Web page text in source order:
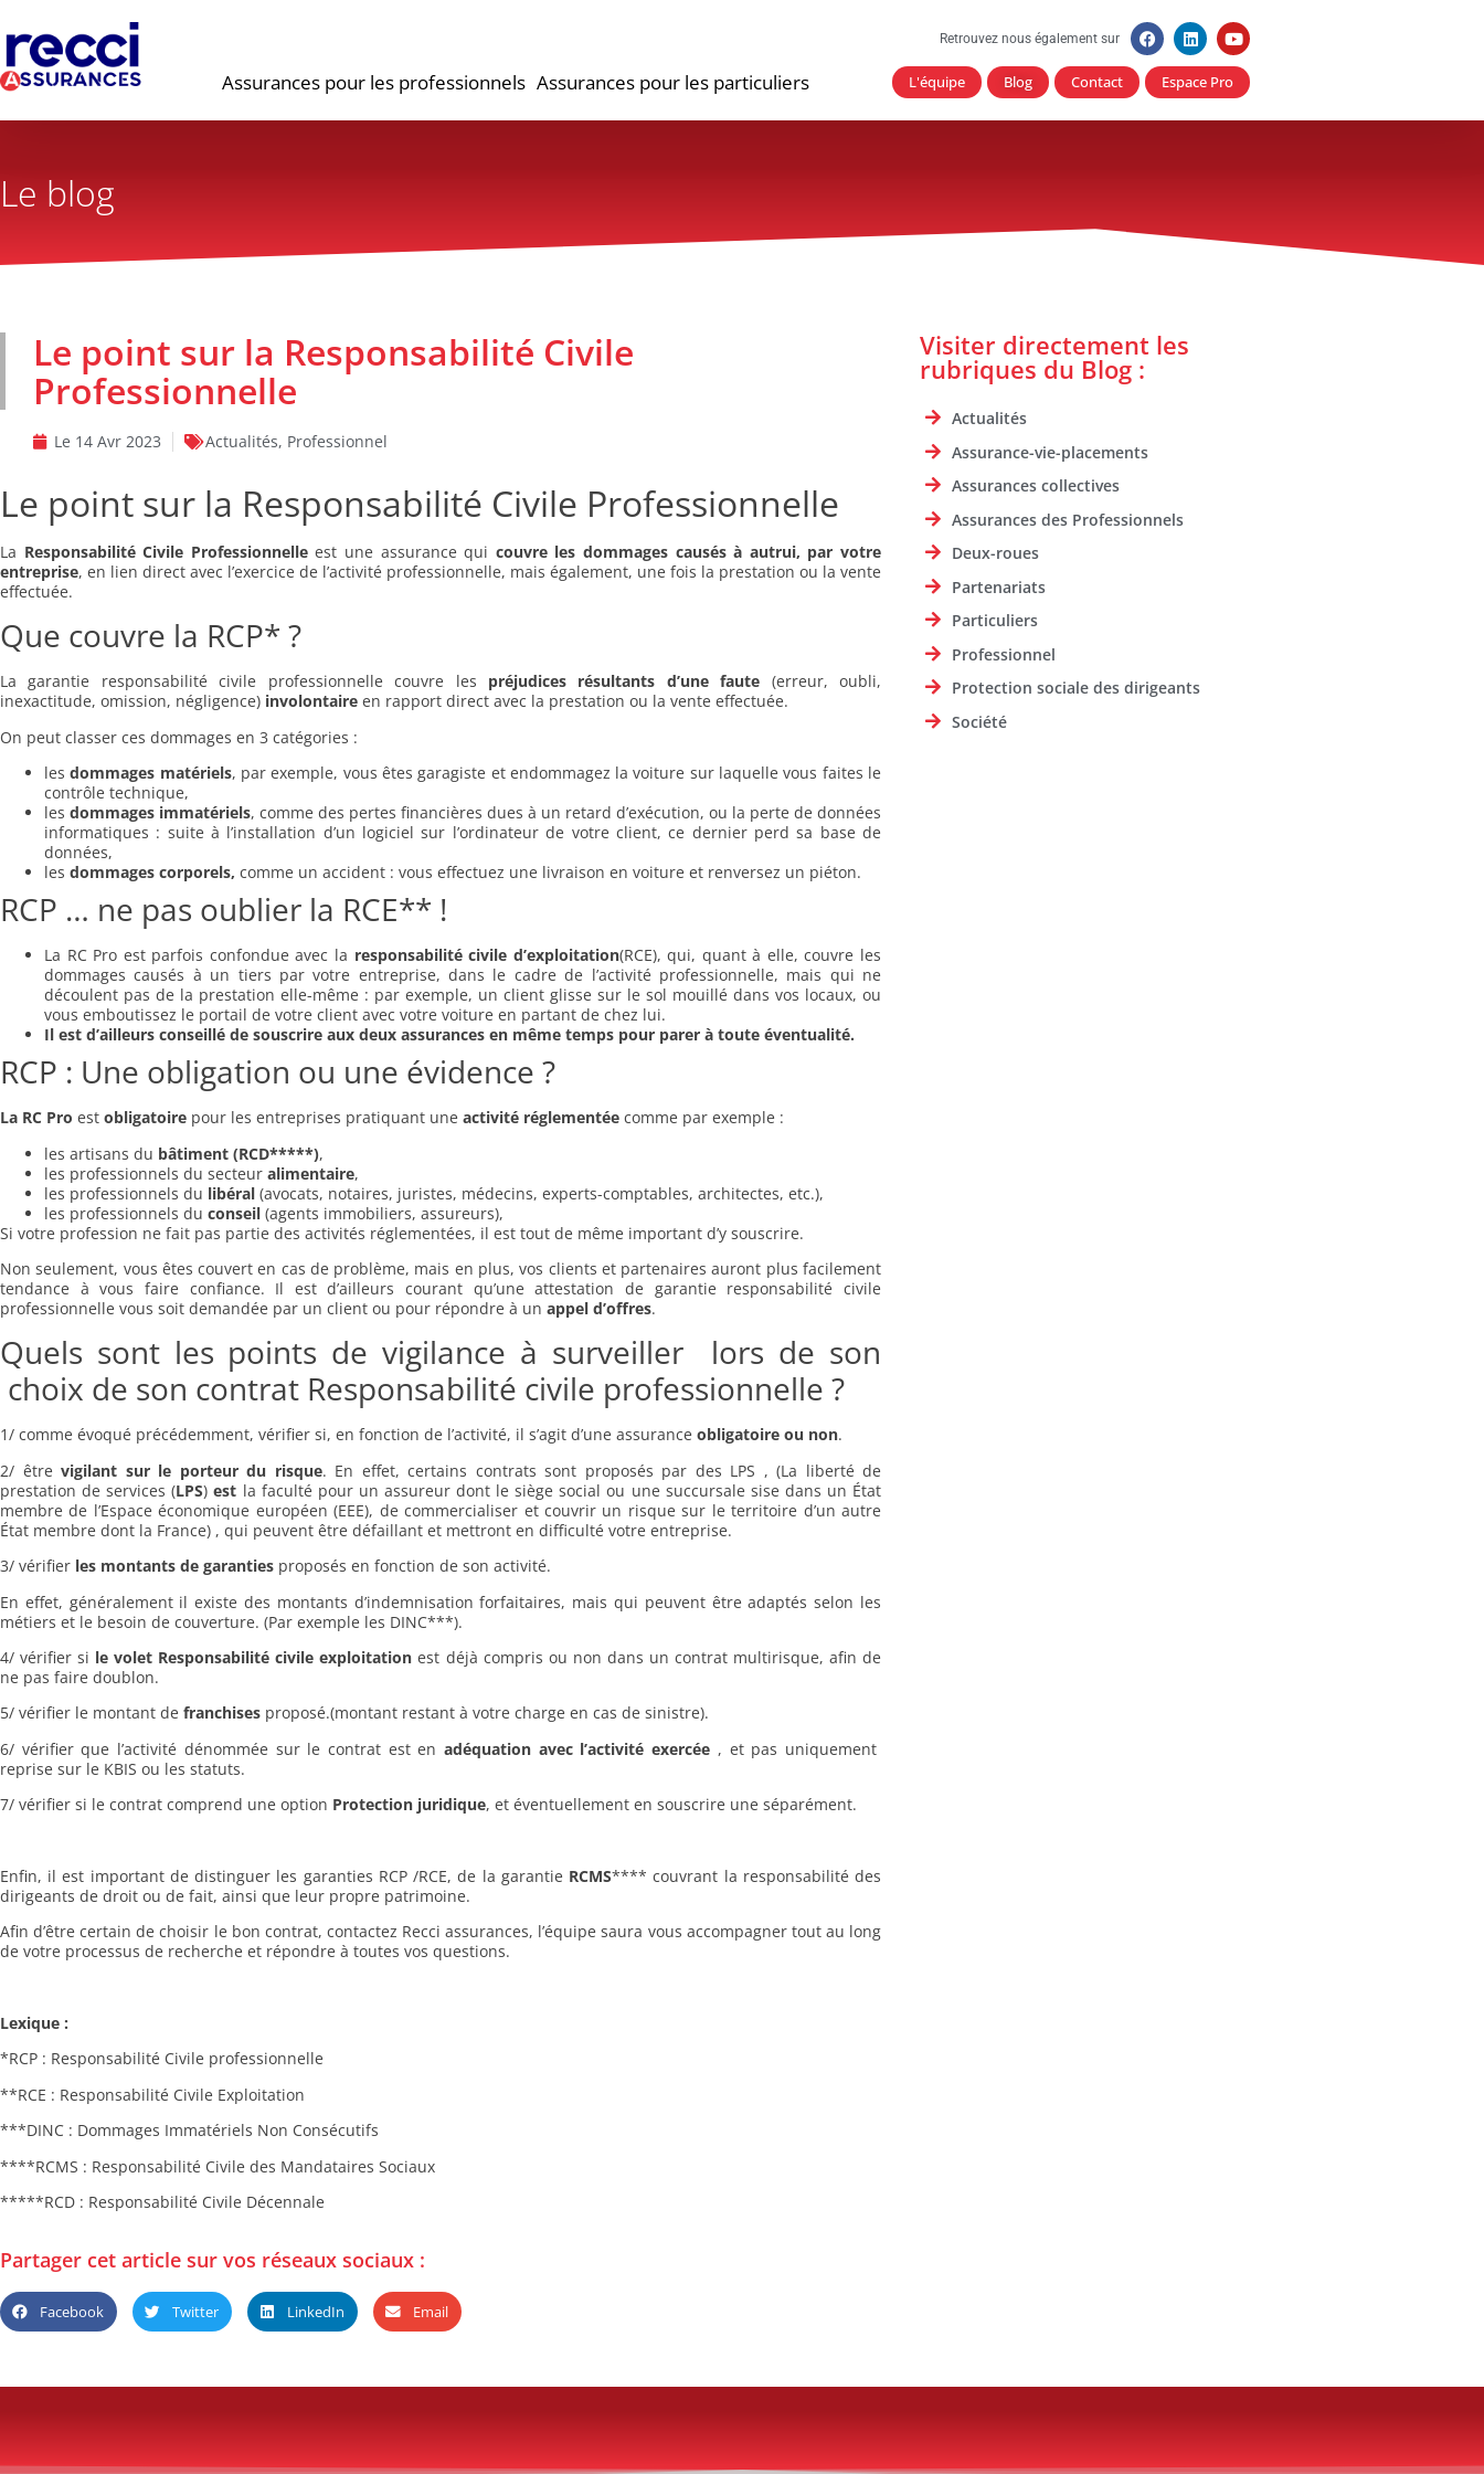
Assurances pour les professionnels Assurances pour les particuliers
Retrouvez nous également sur
L'équipe Blog Contact Espace Pro
Le blog
Le point sur la Responsabilité Civile
Professionnelle
Le 14 Avr 2023 Actualités, Professionnel
Le point sur la Responsabilité Civile Professionnelle
La Responsabilité Civile Professionnelleest une assurance qui couvre les dommages causés à autrui, par votre
entreprise, en lien direct avec l’exercice de l’activité professionnelle, mais également, une fois la prestation ou la vente
effectuée.
Que couvre la RCP* ?
La garantie responsabilité civile professionnelle couvre les préjudices résultants d’une faute (erreur, oubli,
inexactitude, omission, négligence) involontaire en rapport direct avec la prestation ou la vente effectuée.
On peut classer ces dommages en 3 catégories :
lesdommages matériels, par exemple, vous êtes garagiste et endommagez la voiture sur laquelle vous faites le
contrôle technique,
les dommages immatériels, comme des pertes financières dues à un retard d’exécution, ou la perte de données
informatiques : suite à l’installation d’un logiciel sur l’ordinateur de votre client, ce dernier perd sa base de
données,
les dommages corporels, comme un accident : vous effectuez une livraison en voiture et renversez un piéton.
RCP … ne pas oublier la RCE** !
La RC Pro est parfois confondue avec la responsabilité civile d’exploitation(RCE), qui, quant à elle, couvre les
dommages causés à un tiers par votre entreprise, dans le cadre de l’activité professionnelle, mais qui ne
découlent pas de la prestation elle-même : par exemple, un client glisse sur le sol mouillé dans vos locaux, ou
vous emboutissez le portail de votre client avec votre voiture en partant de chez lui.
Il est d’ailleurs conseillé de souscrire aux deux assurances en même temps pour parer à toute éventualité.
RCP : Une obligation ou une évidence ?
La RC Pro est obligatoire pour les entreprises pratiquant une activité réglementée comme par exemple :
les artisans du bâtiment (RCD*****),
les professionnels du secteur alimentaire,
les professionnels du libéral (avocats, notaires, juristes, médecins, experts-comptables, architectes, etc.),
les professionnels du conseil (agents immobiliers, assureurs),
Si votre profession ne fait pas partie des activités réglementées, il est tout de même important d’y souscrire.
Non seulement, vous êtes couvert en cas de problème, mais en plus, vos clients et partenaires auront plus facilement
tendance à vous faire confiance. Il est d’ailleurs courant qu’une attestation de garantie responsabilité civile
professionnelle vous soit demandée par un client ou pour répondre à un appel d’offres.
Quels sont les points de vigilance à surveiller lors de son
choix de son contrat Responsabilité civile professionnelle ?
1/ comme évoqué précédemment, vérifier si, en fonction de l’activité, il s’agit d’une assurance obligatoire ou non.
2/ être vigilant sur le porteur du risque. En effet, certains contrats sont proposés par des LPS , (La liberté de
prestation de services (LPS)est la faculté pour un assureur dont le siège social ou une succursale sise dans un État
membre de l’Espace économique européen (EEE), de commercialiser et couvrir un risque sur le territoire d’un autre
État membre dont la France) , qui peuvent être défaillant et mettront en difficulté votre entreprise.
3/ vérifier les montants de garanties proposés en fonction de son activité.
En effet, généralement il existe des montants d’indemnisation forfaitaires, mais qui peuvent être adaptés selon les
métiers et le besoin de couverture. (Par exemple les DINC***).
4/ vérifier si le volet Responsabilité civile exploitation est déjà compris ou non dans un contrat multirisque, afin de
ne pas faire doublon.
5/ vérifier le montant de franchises proposé.(montant restant à votre charge en cas de sinistre).
6/ vérifier que l’activité dénommée sur le contrat est enadéquation avec l’activité exercée , et pas uniquement
reprise sur le KBIS ou les statuts.
7/ vérifier si le contrat comprend une option Protection juridique, et éventuellement en souscrire une séparément.
Enfin, il est important de distinguer les garanties RCP /RCE, de la garantie RCMS**** couvrant la responsabilité des
dirigeants de droit ou de fait, ainsi que leur propre patrimoine.
Afin d’être certain de choisir le bon contrat, contactez Recci assurances, l’équipe saura vous accompagner tout au long
de votre processus de recherche et répondre à toutes vos questions.
Lexique :
*RCP : Responsabilité Civile professionnelle
**RCE : Responsabilité Civile Exploitation
***DINC : Dommages Immatériels Non Consécutifs
****RCMS : Responsabilité Civile des Mandataires Sociaux
*****RCD : Responsabilité Civile Décennale
Partager cet article sur vos réseaux sociaux :
Facebook Twitter LinkedIn Email
Visiter directement les
rubriques du Blog :
Actualités
Assurance-vie-placements
Assurances collectives
Assurances des Professionnels
Deux-roues
Partenariats
Particuliers
Professionnel
Protection sociale des dirigeants
Société